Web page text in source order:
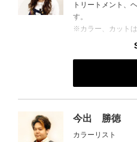
美味しいものを食
店やインスタでお
お風呂やサウナも
や弾丸で温泉旅行
おうちではTverや
たくさんお話しま
トリートメント、
す。
※カラー、カット
2026年5月1日より
た。
子育てと両立しな
に心地よくお過ご
今出 勝徳
カラーリスト